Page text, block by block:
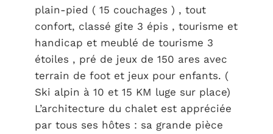
plain-pied ( 15 couchages ) , tout
confort, classé gite 3 épis , tourisme et
handicap et meublé de tourisme 3
étoiles , pré de jeux de 150 ares avec
terrain de foot et jeux pour enfants. (
Ski alpin à 10 et 15 KM luge sur place)
L’architecture du chalet est appréciée
par tous ses hôtes : sa grande pièce